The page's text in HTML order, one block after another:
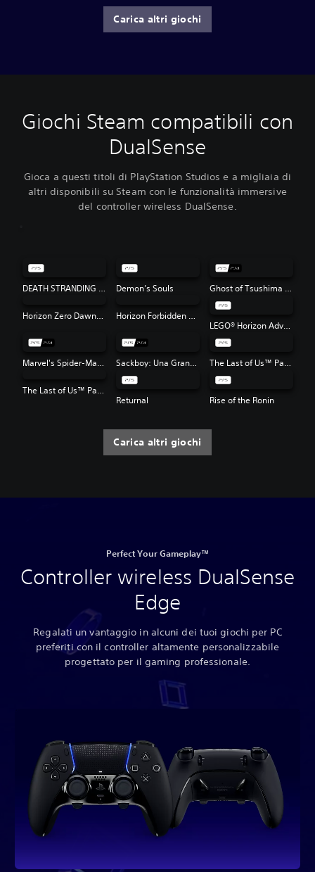
Carica altri giochi
Giochi Steam compatibili con
DualSense
Gioca a questi titoli di PlayStation Studios e a migliaia di
altri disponibili su Steam con le funzionalità immersive
del controller wireless DualSense.
DEATH STRANDING DIRECTOR'S CUT Demon’s Souls Ghost of Tsushima Director's Cut
Horizon Zero Dawn™ Remastered
Horizon Forbidden West™
LEGO® Horizon Adventures™
Marvel's Spider-Man: Miles Morales Sackboy: Una Grande Avventura The Last of Us™ Part I
The Last of Us™ Parte II Remastered
Returnal
Rise of the Ronin
Carica altri giochi
Perfect Your Gameplay™
Controller wireless DualSense
Edge
Regalati un vantaggio in alcuni dei tuoi giochi per PC
preferiti con il controller altamente personalizzabile
progettato per il gaming professionale.